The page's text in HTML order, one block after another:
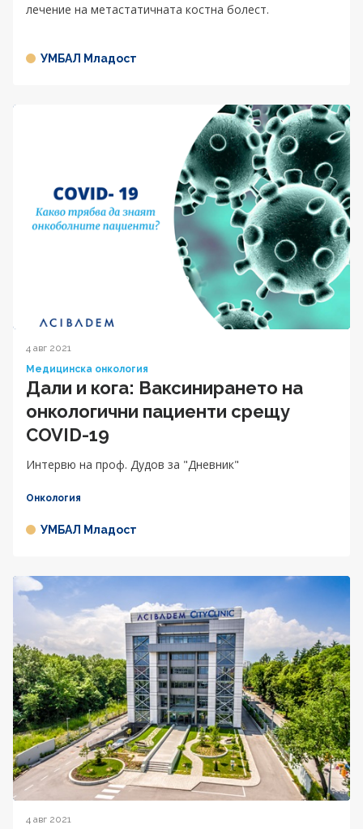
лечение на метастатичната костна болест.
УМБАЛ Младост
4 авг 2021
Медицинска онкология
Дали и кога: Ваксинирането на
онкологични пациенти срещу
COVID-19
Интервю на проф. Дудов за "Дневник"
Онкология
УМБАЛ Младост
4 авг 2021